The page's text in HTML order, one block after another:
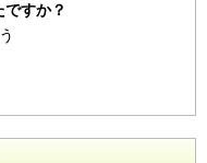
すか？